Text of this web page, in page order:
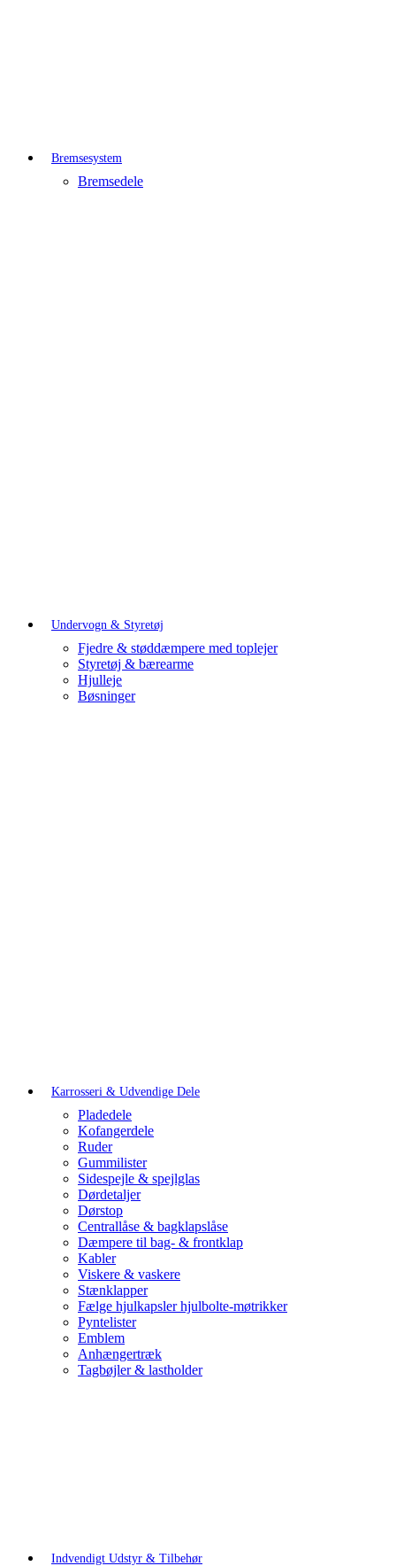
Bremsesystem
Bremsedele
Undervogn & Styretøj
Fjedre & støddæmpere med toplejer
Styretøj & bærearme
Hjulleje
Bøsninger
Karrosseri & Udvendige Dele
Pladedele
Kofangerdele
Ruder
Gummilister
Sidespejle & spejlglas
Dørdetaljer
Dørstop
Centrallåse & bagklapslåse
Dæmpere til bag- & frontklap
Kabler
Viskere & vaskere
Stænklapper
Fælge hjulkapsler hjulbolte-møtrikker
Pyntelister
Emblem
Anhængertræk
Tagbøjler & lastholder
Indvendigt Udstyr & Tilbehør